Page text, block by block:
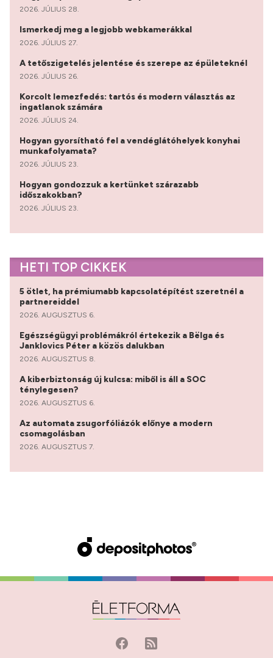
2026. JÚLIUS 28.
Ismerkedj meg a legjobb webkamerákkal
2026. JÚLIUS 27.
A tetőszigetelés jelentése és szerepe az épületeknél
2026. JÚLIUS 26.
Korcolt lemezfedés: tartós és modern választás az
ingatlanok számára
2026. JÚLIUS 24.
Hogyan gyorsítható fel a vendéglátóhelyek konyhai
munkafolyamata?
2026. JÚLIUS 23.
Hogyan gondozzuk a kertünket szárazabb
időszakokban?
2026. JÚLIUS 23.
HETI TOP CIKKEK
5 ötlet, ha prémiumabb kapcsolatépítést szeretnél a
partnereiddel
2026. AUGUSZTUS 6.
Egészségügyi problémákról értekezik a Bëlga és
Janklovics Péter a közös dalukban
2026. AUGUSZTUS 8.
A kiberbiztonság új kulcsa: miből is áll a SOC
ténylegesen?
2026. AUGUSZTUS 6.
Az automata zsugorfóliázók előnye a modern
csomagolásban
2026. AUGUSZTUS 7.